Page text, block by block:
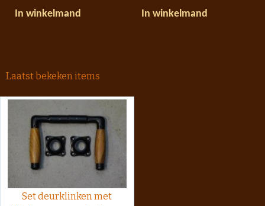
In winkelmand In winkelmand
Laatst bekeken items
Set deurklinken met